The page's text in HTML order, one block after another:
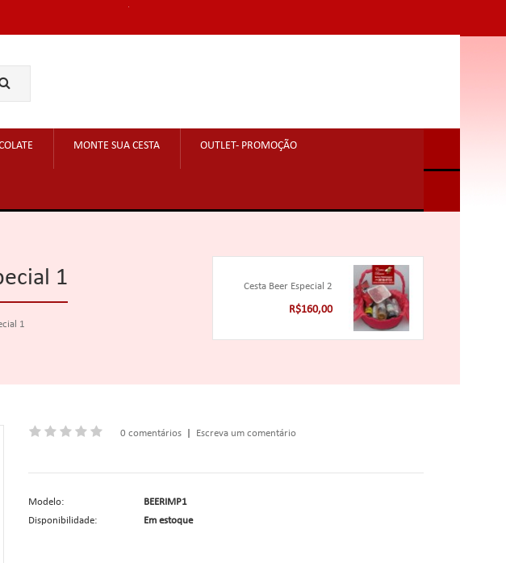
MONTE SUA CESTA OUTLET- PROMOÇÃO
1
1
Cesta Beer Especial 2
R$160,00
0 comentários Escreva um comentário
Modelo:
BEERIMP1
Disponibilidade:
Em estoque